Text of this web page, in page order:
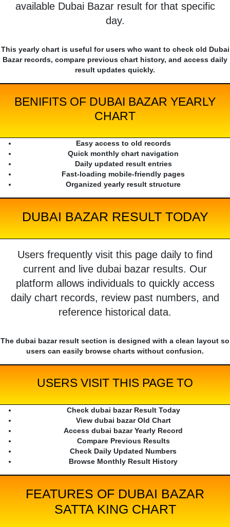
available Dubai Bazar result for that specific
day.
This yearly chart is useful for users who want to check old Dubai
Bazar records, compare previous chart history, and access daily
result updates quickly.
BENIFITS OF DUBAI BAZAR YEARLY
CHART
Easy access to old records
Quick monthly chart navigation
Daily updated result entries
Fast-loading mobile-friendly pages
Organized yearly result structure
DUBAI BAZAR RESULT TODAY
Users frequently visit this page daily to find
current and live dubai bazar results. Our
platform allows individuals to quickly access
daily chart records, review past numbers, and
reference historical data.
The dubai bazar result section is designed with a clean layout so
users can easily browse charts without confusion.
USERS VISIT THIS PAGE TO
Check dubai bazar Result Today
View dubai bazar Old Chart
Access dubai bazar Yearly Record
Compare Previous Results
Check Daily Updated Numbers
Browse Monthly Result History
FEATURES OF DUBAI BAZAR
SATTA KING CHART